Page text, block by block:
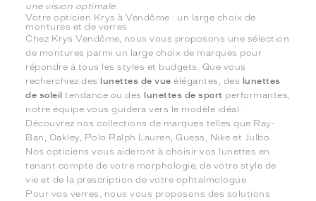
une vision optimale.
Votre opticien Krys à Vendôme : un large choix de
montures et de verres
Chez Krys Vendôme, nous vous proposons une sélection
de montures parmi un large choix de marques pour
répondre à tous les styles et budgets. Que vous
recherchiez des lunettes de vue élégantes, des lunettes
de soleil tendance ou des lunettes de sport performantes,
notre équipe vous guidera vers le modèle idéal.
Découvrez nos collections de marques telles que Ray-
Ban, Oakley, Polo Ralph Lauren, Guess, Nike et Julbo.
Nos opticiens vous aideront à choisir vos lunettes en
tenant compte de votre morphologie, de votre style de
vie et de la prescription de votre ophtalmologue.
Pour vos verres, nous vous proposons des solutions